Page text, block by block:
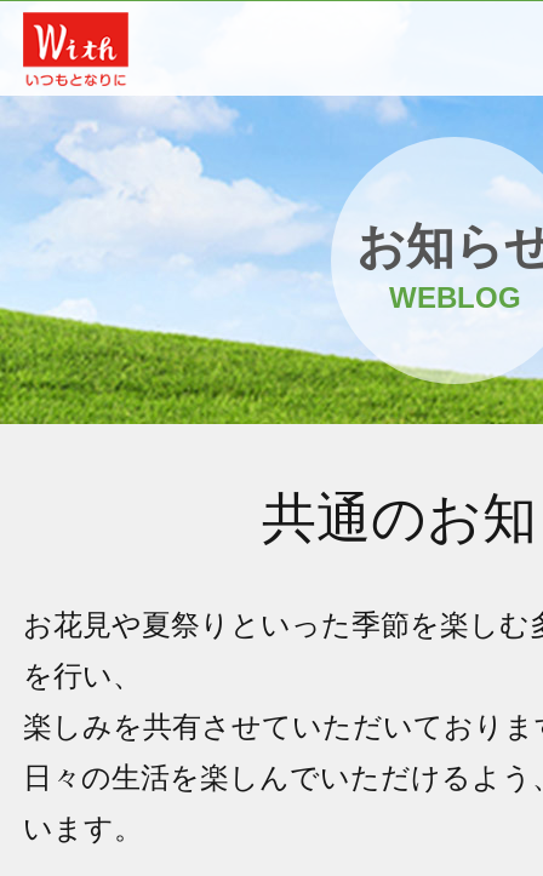
お知ら
WEBLOG
共通のお
お花見や夏祭りといった季節を楽し
を行い、
楽しみを共有させていただいておりま
日々の生活を楽しんでいただけるよ
います。